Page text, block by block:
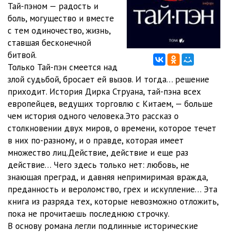
011 06:37
012
05:11
часть 2
014
05:16
015 06:40
016
017
018
019 05:13
020 05:09
021
Тай-пэном — радость и
боль, могущество и вместе
с тем одиночество, жизнь,
ставшая бесконечной
битвой.
Только Тай-пэн смеется над
злой судьбой, бросает ей вызов. И тогда… решение
приходит. История Дирка Струана, тай-пэна всех
европейцев, ведущих торговлю с Китаем, — больше
чем история одного человека.Это рассказ о
столкновении двух миров, о времени, которое течет
в них по-разному, и о правде, которая имеет
множество лиц.Действие, действие и еще раз
действие… Чего здесь только нет: любовь, не
знающая преград, и давняя непримиримая вражда,
преданность и вероломство, грех и искупление… Эта
книга из разряда тех, которые невозможно отложить,
пока не прочитаешь последнюю строчку.
В основу романа легли подлинные исторические